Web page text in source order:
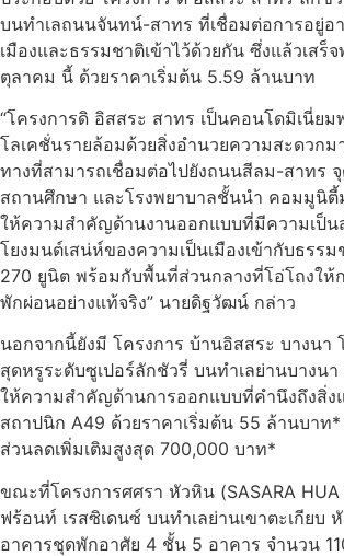
บนทำเลถนนจันทน์-สาทร ที่เชื่อมต่อการอยู่อ
เมืองและธรรมชาติเข้าไว้ด้วยกัน ซึ่งแล้วเสร็
ตุลาคม นี้ ด้วยราคาเริ่มต้น 5.59 ล้านบาท
“โครงการดิ อิสสระ สาทร เป็นคอนโดมิเนี่ยม
โลเคชั่นรายล้อมด้วยสิ่งอำนวยความสะดวกม
ทางที่สามารถเชื่อมต่อไปยังถนนสีลม-สาทร
สถานศึกษา และโรงพยาบาลชั้นนำ คอมมูนิตี้
ให้ความสำคัญด้านงานออกแบบที่มีความเป็น
โยงมนต์เสน่ห์ของความเป็นเมืองเข้ากับธรรม
270 ยูนิต พร้อมกับพื้นที่ส่วนกลางที่โอ่โถงให้
พักผ่อนอย่างแท้จริง” นายดิฐวัฒน์ กล่าว
นอกจากนี้ยังมี โครงการ บ้านอิสสระ บางนา
สุดหรูระดับซูเปอร์ลักชัวรี่ บนทำเลย่านบางน
ให้ความสำคัญด้านการออกแบบที่คำนึงถึงสิ่ง
สถาปนิก A49 ด้วยราคาเริ่มต้น 55 ล้านบาท*
ส่วนลดเพิ่มเติมสูงสุด 700,000 บาท*
ขณะที่โครงการศศรา หัวหิน (SASARA
ฟร้อนท์ เรสซิเดนซ์ บนทำเลย่านเขาตะเกียบ
อาคารชุดพักอาศัย 4 ชั้น 5 อาคาร จำนวน